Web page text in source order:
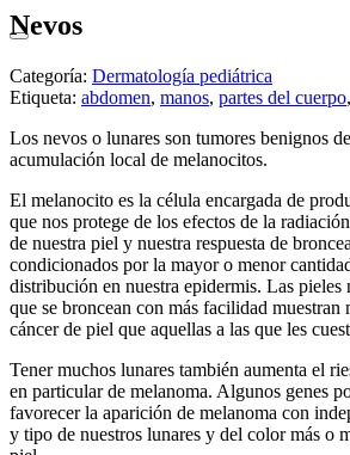
Nevos
Categoría: Dermatología pediátrica
Etiqueta: abdomen, manos, partes del cuerpo,
Los nevos o lunares son tumores benignos
acumulación local de melanocitos.
El melanocito es la célula encargada de
que nos protege de los efectos de la
de nuestra piel y nuestra respuesta de
condicionados por la mayor o menor
distribución en nuestra epidermis. Las pieles
que se broncean con más facilidad muestran
cáncer de piel que aquellas a las que les
Tener muchos lunares también aumenta el
en particular de melanoma. Algunos genes
favorecer la aparición de melanoma con
y tipo de nuestros lunares y del color más o